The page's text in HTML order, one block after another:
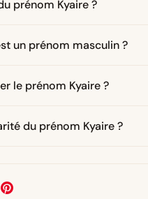
prénom Kyaire ?
un prénom masculin ?
le prénom Kyaire ?
du prénom Kyaire ?